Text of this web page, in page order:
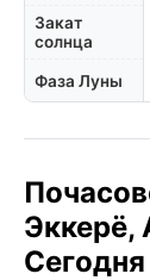
Закат
солнца
Фаза Луны
Сегодня